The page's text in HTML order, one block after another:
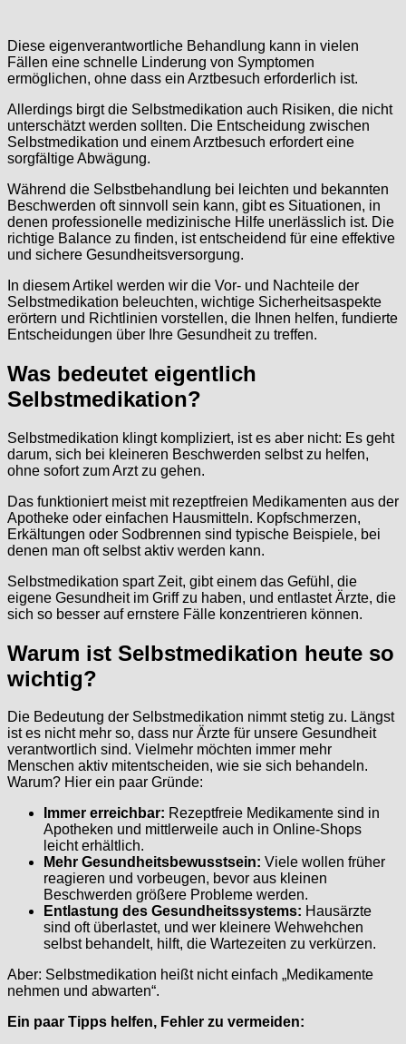
Diese eigenverantwortliche Behandlung kann in vielen
Fällen eine schnelle Linderung von Symptomen
ermöglichen, ohne dass ein Arztbesuch erforderlich ist.
Allerdings birgt die Selbstmedikation auch Risiken, die nicht
unterschätzt werden sollten. Die Entscheidung zwischen
Selbstmedikation und einem Arztbesuch erfordert eine
sorgfältige Abwägung.
Während die Selbstbehandlung bei leichten und bekannten
Beschwerden oft sinnvoll sein kann, gibt es Situationen, in
denen professionelle medizinische Hilfe unerlässlich ist. Die
richtige Balance zu finden, ist entscheidend für eine effektive
und sichere Gesundheitsversorgung.
In diesem Artikel werden wir die Vor- und Nachteile der
Selbstmedikation beleuchten, wichtige Sicherheitsaspekte
erörtern und Richtlinien vorstellen, die Ihnen helfen, fundierte
Entscheidungen über Ihre Gesundheit zu treffen.
Was bedeutet eigentlich
Selbstmedikation?
Selbstmedikation klingt kompliziert, ist es aber nicht: Es geht
darum, sich bei kleineren Beschwerden selbst zu helfen,
ohne sofort zum Arzt zu gehen.
Das funktioniert meist mit rezeptfreien Medikamenten aus der
Apotheke oder einfachen Hausmitteln. Kopfschmerzen,
Erkältungen oder Sodbrennen sind typische Beispiele, bei
denen man oft selbst aktiv werden kann.
Selbstmedikation spart Zeit, gibt einem das Gefühl, die
eigene Gesundheit im Griff zu haben, und entlastet Ärzte, die
sich so besser auf ernstere Fälle konzentrieren können.
Warum ist Selbstmedikation heute so
wichtig?
Die Bedeutung der Selbstmedikation nimmt stetig zu. Längst
ist es nicht mehr so, dass nur Ärzte für unsere Gesundheit
verantwortlich sind. Vielmehr möchten immer mehr
Menschen aktiv mitentscheiden, wie sie sich behandeln.
Warum? Hier ein paar Gründe:
Immer erreichbar: Rezeptfreie Medikamente sind in
Apotheken und mittlerweile auch in Online-Shops
leicht erhältlich.
Mehr Gesundheitsbewusstsein: Viele wollen früher
reagieren und vorbeugen, bevor aus kleinen
Beschwerden größere Probleme werden.
Entlastung des Gesundheitssystems: Hausärzte
sind oft überlastet, und wer kleinere Wehwehchen
selbst behandelt, hilft, die Wartezeiten zu verkürzen.
Aber: Selbstmedikation heißt nicht einfach „Medikamente
nehmen und abwarten“.
Ein paar Tipps helfen, Fehler zu vermeiden: